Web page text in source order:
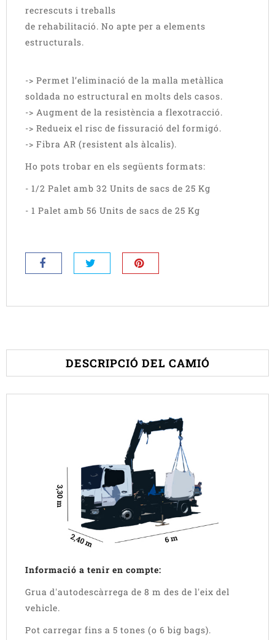
recrescuts i treballs
de rehabilitació. No apte per a elements
estructurals.
-> Permet l’eliminació de la malla metàl·lica
soldada no estructural en molts dels casos.
-> Augment de la resistència a flexotracció.
-> Redueix el risc de fissuració del formigó.
-> Fibra AR (resistent als àlcalis).
Ho pots trobar en els següents formats:
- 1/2 Palet amb 32 Units de sacs de 25 Kg
- 1 Palet amb 56 Units de sacs de 25 Kg
DESCRIPCIÓ DEL CAMIÓ
Informació a tenir en compte:
Grua d'autodescàrrega de 8 m des de l'eix del
vehicle.
Pot carregar fins a 5 tones (o 6 big bags).